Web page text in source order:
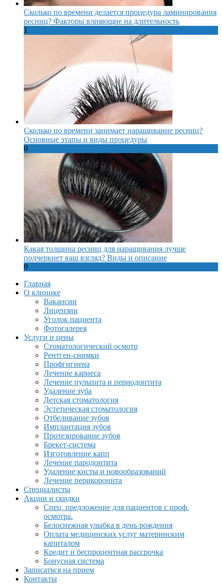
Сколько по времени делается процедура ламинирования
ресниц? Факторы влияющие на длительность
1
Сколько по времени занимает наращивание ресниц?
Основные этапы и виды процедуры
0
Какая толщина ресниц для наращивания лучше
подчеркнет ваш взгляд? Виды и описание
0
Главная
О клинике
Вакансии
Лицензии
Уголок пациента
Фотогалерея
Услуги и цены
Стоматологический осмотр
Рентген-снимки
Профгигиена
Лечение кариеса
Лечение пульпита и периодонтита
Удаление зуба
Детская стоматология
Эстетическая стоматология
Отбеливание зубов
Имплантация зубов
Протезирование зубов
Брекет-система
Изготовление капп
Лечение пародонтита
Удаление кисты и новообразований
Лечение перикоронита
Специалисты
Акции и скидки
Спец. предложение для пациентов с проф.
осмотра.
Белоснежная улыбка в день рождения
Оплата медицинских услуг материнским
капиталом
Кредит и беспроцентная рассрочка
Бонусная система
Записаться на прием
Контакты